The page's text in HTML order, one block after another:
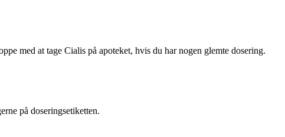
med at tage Cialis på apoteket, hvis du har nogen glemte dosering.
på doseringsetiketten.